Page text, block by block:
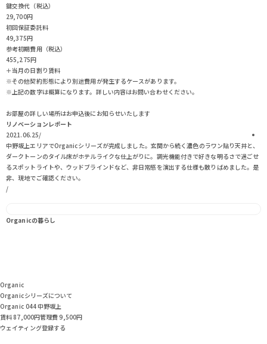
鍵交換代（税込）
29,700円
初回保証委託料
49,375円
参考初期費用（税込）
455,275円
＋当月の日割り賃料
※その他契約形態により別途費用が発生するケースがあります。
※上記の数字は概算になります。詳しい内容はお問い合わせください。
お部屋の詳しい場所はお申込後にお知らせいたします
リノベーションレポート
2021.06.25/
中野坂上エリアでOrganicシリーズが完成しました。玄関から続く濃色のラワン貼り天井と、
ダークトーンのタイル床がホテルライクな仕上がりに。調光機能付きで好きな明るさで過ごせ
るスポットライトや、ウッドブラインドなど、非日常感を演出する仕様も散りばめました。是
非、現地でご確認ください。
/
Organicの暮らし
Organic
Organicシリーズについて
Organic 044 中野坂上
賃料 87,000円管理費 9,500円
ウェイティング登録する